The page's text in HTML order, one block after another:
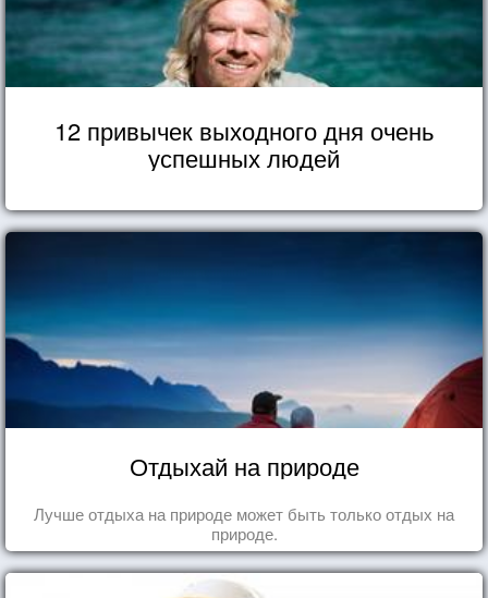
12 привычек выходного дня очень
успешных людей
Отдыхай на природе
Лучше отдыха на природе может быть только отдых на
природе.